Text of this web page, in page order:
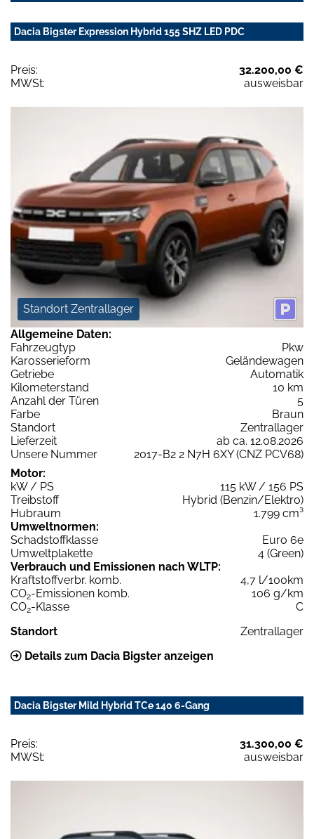
Dacia Bigster Expression Hybrid 155 SHZ LED PDC
Preis:
32.200,00 €
MWSt:
ausweisbar
Standort Zentrallager
Allgemeine Daten:
Fahrzeugtyp
Pkw
Karosserieform
Geländewagen
Getriebe
Automatik
Kilometerstand
10 km
Anzahl der Türen
5
Farbe
Braun
Standort
Zentrallager
Lieferzeit
ab ca. 12.08.2026
Unsere Nummer
2017-B2 2 N7H 6XY (CNZ PCV68)
Motor:
kW / PS
115 kW / 156 PS
Treibstoff
Hybrid (Benzin/Elektro)
Hubraum
1.799 cm³
Umweltnormen:
Schadstoffklasse
Euro 6e
Umweltplakette
4 (Green)
Verbrauch und Emissionen nach WLTP:
Kraftstoffverbr. komb.
4,7 l/100km
CO2-Emissionen komb.
106 g/km
CO2-Klasse
C
Standort
Zentrallager
Details zum Dacia Bigster anzeigen
Dacia Bigster Mild Hybrid TCe 140 6-Gang
Preis:
31.300,00 €
MWSt:
ausweisbar